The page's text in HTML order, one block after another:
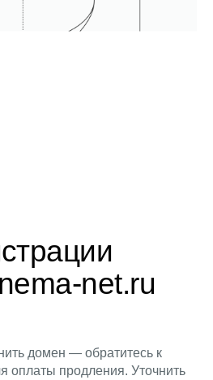
net.ru
домен — обратитесь к
оплаты продления. Уточнить